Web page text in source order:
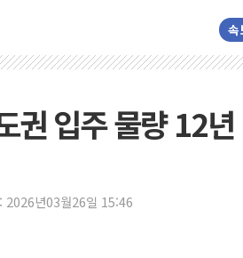
속
권 입주 물량 12
2026년03월26일 15:46